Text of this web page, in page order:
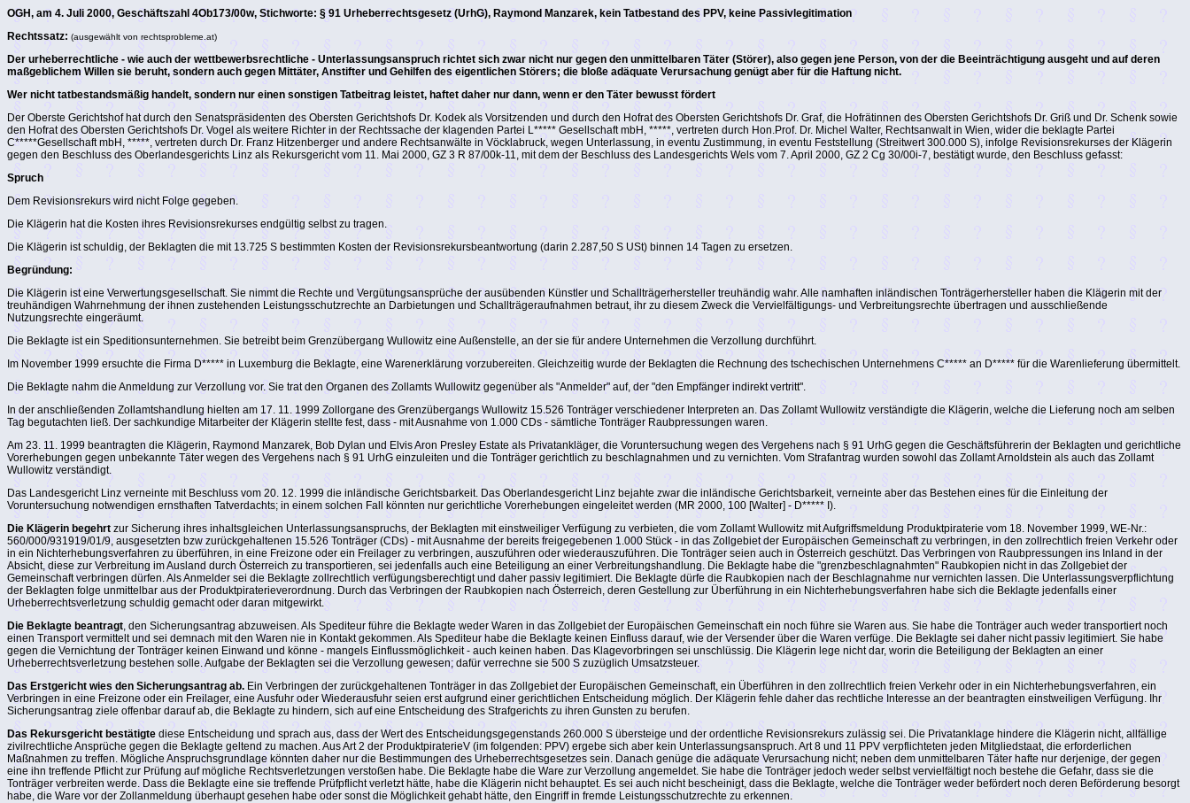
OGH, am 4. Juli 2000, Geschäftszahl 4Ob173/00w, Stichworte: § 91 Urheberrechtsgesetz (UrhG), Raymond Manzarek, kein Tatbestand des PPV, keine Passivlegitimation
Rechtssatz: (ausgewählt von rechtsprobleme.at)
Der urheberrechtliche - wie auch der wettbewerbsrechtliche - Unterlassungsanspruch richtet sich zwar nicht nur gegen den unmittelbaren Täter (Störer), also gegen jene Person, von der die Beeinträchtigung ausgeht und auf deren
maßgeblichem Willen sie beruht, sondern auch gegen Mittäter, Anstifter und Gehilfen des eigentlichen Störers; die bloße adäquate Verursachung genügt aber für die Haftung nicht.
Wer nicht tatbestandsmäßig handelt, sondern nur einen sonstigen Tatbeitrag leistet, haftet daher nur dann, wenn er den Täter bewusst fördert
Der Oberste Gerichtshof hat durch den Senatspräsidenten des Obersten Gerichtshofs Dr. Kodek als Vorsitzenden und durch den Hofrat des Obersten Gerichtshofs Dr. Graf, die Hofrätinnen des Obersten Gerichtshofs Dr. Griß und Dr. Schenk sowie
den Hofrat des Obersten Gerichtshofs Dr. Vogel als weitere Richter in der Rechtssache der klagenden Partei L***** Gesellschaft mbH, *****, vertreten durch Hon.Prof. Dr. Michel Walter, Rechtsanwalt in Wien, wider die beklagte Partei
C*****Gesellschaft mbH, *****, vertreten durch Dr. Franz Hitzenberger und andere Rechtsanwälte in Vöcklabruck, wegen Unterlassung, in eventu Zustimmung, in eventu Feststellung (Streitwert 300.000 S), infolge Revisionsrekurses der Klägerin
gegen den Beschluss des Oberlandesgerichts Linz als Rekursgericht vom 11. Mai 2000, GZ 3 R 87/00k-11, mit dem der Beschluss des Landesgerichts Wels vom 7. April 2000, GZ 2 Cg 30/00i-7, bestätigt wurde, den Beschluss gefasst:
Spruch
Dem Revisionsrekurs wird nicht Folge gegeben.
Die Klägerin hat die Kosten ihres Revisionsrekurses endgültig selbst zu tragen.
Die Klägerin ist schuldig, der Beklagten die mit 13.725 S bestimmten Kosten der Revisionsrekursbeantwortung (darin 2.287,50 S USt) binnen 14 Tagen zu ersetzen.
Begründung:
Die Klägerin ist eine Verwertungsgesellschaft. Sie nimmt die Rechte und Vergütungsansprüche der ausübenden Künstler und Schallträgerhersteller treuhändig wahr. Alle namhaften inländischen Tonträgerhersteller haben die Klägerin mit der
treuhändigen Wahrnehmung der ihnen zustehenden Leistungsschutzrechte an Darbietungen und Schallträgeraufnahmen betraut, ihr zu diesem Zweck die Vervielfältigungs- und Verbreitungsrechte übertragen und ausschließende
Nutzungsrechte eingeräumt.
Die Beklagte ist ein Speditionsunternehmen. Sie betreibt beim Grenzübergang Wullowitz eine Außenstelle, an der sie für andere Unternehmen die Verzollung durchführt.
Im November 1999 ersuchte die Firma D***** in Luxemburg die Beklagte, eine Warenerklärung vorzubereiten. Gleichzeitig wurde der Beklagten die Rechnung des tschechischen Unternehmens C***** an D***** für die Warenlieferung übermittelt.
Die Beklagte nahm die Anmeldung zur Verzollung vor. Sie trat den Organen des Zollamts Wullowitz gegenüber als "Anmelder" auf, der "den Empfänger indirekt vertritt".
In der anschließenden Zollamtshandlung hielten am 17. 11. 1999 Zollorgane des Grenzübergangs Wullowitz 15.526 Tonträger verschiedener Interpreten an. Das Zollamt Wullowitz verständigte die Klägerin, welche die Lieferung noch am selben
Tag begutachten ließ. Der sachkundige Mitarbeiter der Klägerin stellte fest, dass - mit Ausnahme von 1.000 CDs - sämtliche Tonträger Raubpressungen waren.
Am 23. 11. 1999 beantragten die Klägerin, Raymond Manzarek, Bob Dylan und Elvis Aron Presley Estate als Privatankläger, die Voruntersuchung wegen des Vergehens nach § 91 UrhG gegen die Geschäftsführerin der Beklagten und gerichtliche
Vorerhebungen gegen unbekannte Täter wegen des Vergehens nach § 91 UrhG einzuleiten und die Tonträger gerichtlich zu beschlagnahmen und zu vernichten. Vom Strafantrag wurden sowohl das Zollamt Arnoldstein als auch das Zollamt
Wullowitz verständigt.
Das Landesgericht Linz verneinte mit Beschluss vom 20. 12. 1999 die inländische Gerichtsbarkeit. Das Oberlandesgericht Linz bejahte zwar die inländische Gerichtsbarkeit, verneinte aber das Bestehen eines für die Einleitung der
Voruntersuchung notwendigen ernsthaften Tatverdachts; in einem solchen Fall könnten nur gerichtliche Vorerhebungen eingeleitet werden (MR 2000, 100 [Walter] - D***** I).
Die Klägerin begehrt zur Sicherung ihres inhaltsgleichen Unterlassungsanspruchs, der Beklagten mit einstweiliger Verfügung zu verbieten, die vom Zollamt Wullowitz mit Aufgriffsmeldung Produktpiraterie vom 18. November 1999, WE-Nr.:
560/000/931919/01/9, ausgesetzten bzw zurückgehaltenen 15.526 Tonträger (CDs) - mit Ausnahme der bereits freigegebenen 1.000 Stück - in das Zollgebiet der Europäischen Gemeinschaft zu verbringen, in den zollrechtlich freien Verkehr oder
in ein Nichterhebungsverfahren zu überführen, in eine Freizone oder ein Freilager zu verbringen, auszuführen oder wiederauszuführen. Die Tonträger seien auch in Österreich geschützt. Das Verbringen von Raubpressungen ins Inland in der
Absicht, diese zur Verbreitung im Ausland durch Österreich zu transportieren, sei jedenfalls auch eine Beteiligung an einer Verbreitungshandlung. Die Beklagte habe die "grenzbeschlagnahmten" Raubkopien nicht in das Zollgebiet der
Gemeinschaft verbringen dürfen. Als Anmelder sei die Beklagte zollrechtlich verfügungsberechtigt und daher passiv legitimiert. Die Beklagte dürfe die Raubkopien nach der Beschlagnahme nur vernichten lassen. Die Unterlassungsverpflichtung
der Beklagten folge unmittelbar aus der Produktpiraterieverordnung. Durch das Verbringen der Raubkopien nach Österreich, deren Gestellung zur Überführung in ein Nichterhebungsverfahren habe sich die Beklagte jedenfalls einer
Urheberrechtsverletzung schuldig gemacht oder daran mitgewirkt.
Die Beklagte beantragt, den Sicherungsantrag abzuweisen. Als Spediteur führe die Beklagte weder Waren in das Zollgebiet der Europäischen Gemeinschaft ein noch führe sie Waren aus. Sie habe die Tonträger auch weder transportiert noch
einen Transport vermittelt und sei demnach mit den Waren nie in Kontakt gekommen. Als Spediteur habe die Beklagte keinen Einfluss darauf, wie der Versender über die Waren verfüge. Die Beklagte sei daher nicht passiv legitimiert. Sie habe
gegen die Vernichtung der Tonträger keinen Einwand und könne - mangels Einflussmöglichkeit - auch keinen haben. Das Klagevorbringen sei unschlüssig. Die Klägerin lege nicht dar, worin die Beteiligung der Beklagten an einer
Urheberrechtsverletzung bestehen solle. Aufgabe der Beklagten sei die Verzollung gewesen; dafür verrechne sie 500 S zuzüglich Umsatzsteuer.
Das Erstgericht wies den Sicherungsantrag ab. Ein Verbringen der zurückgehaltenen Tonträger in das Zollgebiet der Europäischen Gemeinschaft, ein Überführen in den zollrechtlich freien Verkehr oder in ein Nichterhebungsverfahren, ein
Verbringen in eine Freizone oder ein Freilager, eine Ausfuhr oder Wiederausfuhr seien erst aufgrund einer gerichtlichen Entscheidung möglich. Der Klägerin fehle daher das rechtliche Interesse an der beantragten einstweiligen Verfügung. Ihr
Sicherungsantrag ziele offenbar darauf ab, die Beklagte zu hindern, sich auf eine Entscheidung des Strafgerichts zu ihren Gunsten zu berufen.
Das Rekursgericht bestätigte diese Entscheidung und sprach aus, dass der Wert des Entscheidungsgegenstands 260.000 S übersteige und der ordentliche Revisionsrekurs zulässig sei. Die Privatanklage hindere die Klägerin nicht, allfällige
zivilrechtliche Ansprüche gegen die Beklagte geltend zu machen. Aus Art 2 der ProduktpiraterieV (im folgenden: PPV) ergebe sich aber kein Unterlassungsanspruch. Art 8 und 11 PPV verpflichteten jeden Mitgliedstaat, die erforderlichen
Maßnahmen zu treffen. Mögliche Anspruchsgrundlage könnten daher nur die Bestimmungen des Urheberrechtsgesetzes sein. Danach genüge die adäquate Verursachung nicht; neben dem unmittelbaren Täter hafte nur derjenige, der gegen
eine ihn treffende Pflicht zur Prüfung auf mögliche Rechtsverletzungen verstoßen habe. Die Beklagte habe die Ware zur Verzollung angemeldet. Sie habe die Tonträger jedoch weder selbst vervielfältigt noch bestehe die Gefahr, dass sie die
Tonträger verbreiten werde. Dass die Beklagte eine sie treffende Prüfpflicht verletzt hätte, habe die Klägerin nicht behauptet. Es sei auch nicht bescheinigt, dass die Beklagte, welche die Tonträger weder befördert noch deren Beförderung besorgt
habe, die Ware vor der Zollanmeldung überhaupt gesehen habe oder sonst die Möglichkeit gehabt hätte, den Eingriff in fremde Leistungsschutzrechte zu erkennen.